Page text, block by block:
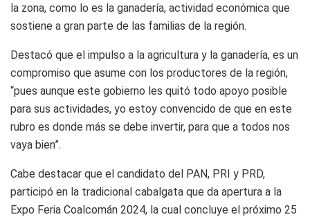
la zona, como lo es la ganadería, actividad económica que
sostiene a gran parte de las familias de la región.
Destacó que el impulso a la agricultura y la ganadería, es un
compromiso que asume con los productores de la región,
“pues aunque este gobierno les quitó todo apoyo posible
para sus actividades, yo estoy convencido de que en este
rubro es donde más se debe invertir, para que a todos nos
vaya bien”.
Cabe destacar que el candidato del PAN, PRI y PRD,
participó en la tradicional cabalgata que da apertura a la
Expo Feria Coalcomán 2024, la cual concluye el próximo 25